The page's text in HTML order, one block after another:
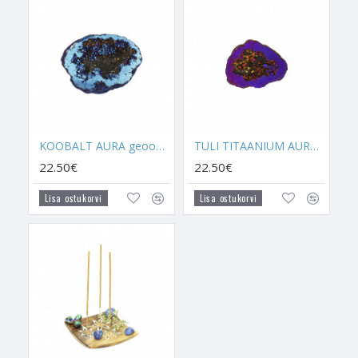
kõikidele analoogsetele teemadele. Igal Aura Kvartsil on aga ka
oma eriline vägi, mida see suudab edasi anda.
Paljud lapsed valivad endale Koobalt Aura kristalli, kuna neil
tõlgendada oma öiseid visioone.
Selgeltnägemine, intuitsioon ja ennustamine
Aura Kvartsid on peamiselt seotud spirituaalsusega ja selle
kristallikomplektides kasutada ja see on üks parimaid kristalle
taro - või inglikaartide energia laadimiseks.
- Hoia Koobalt Aura enda selgeltnägemis-, intuitsiooni-, ingli-
või astraalrännakukristallide komplektis enda voodi lähedal.
Seal aitab Koobalt Aura avada visioonide nägemist, inglitega
KOOBALT AURA geood (koobas)
22.50€
Lisa ostukorvi
TULI TITAANIUM AURA geood (koobas)
22.50€
Lisa ostukorvi